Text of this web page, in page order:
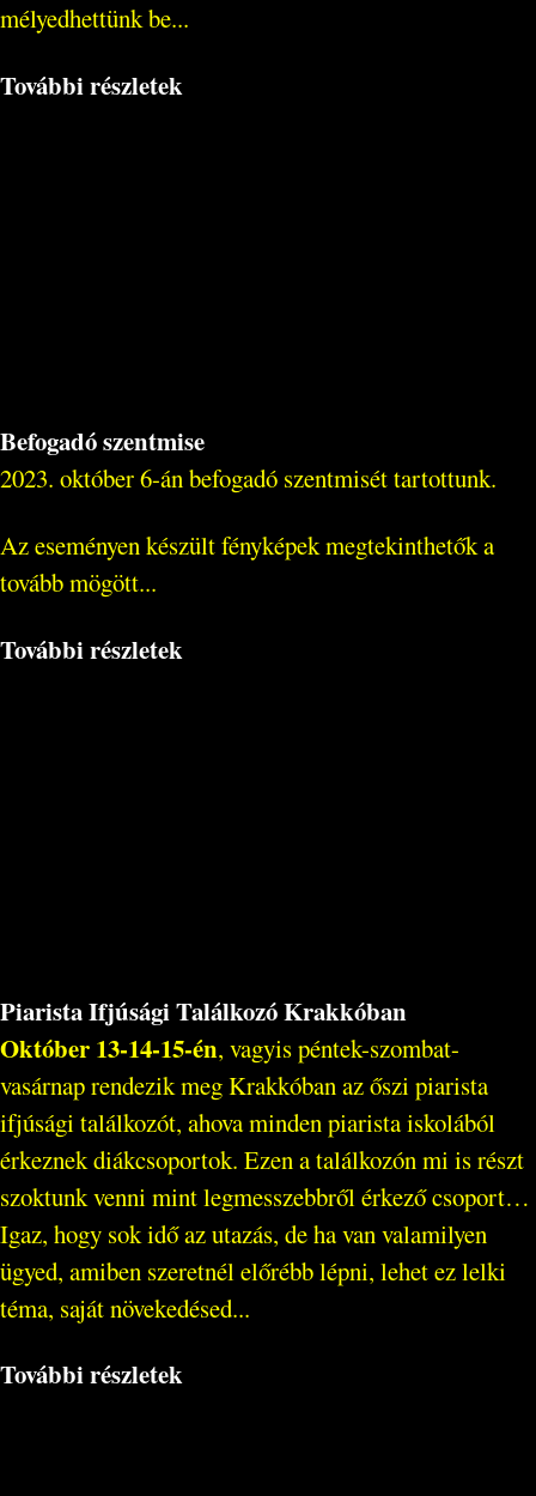
mélyedhettünk be...
További részletek
Befogadó szentmise
2023. október 6-án befogadó szentmisét tartottunk.
Az eseményen készült fényképek megtekinthetők a
tovább mögött...
További részletek
Piarista Ifjúsági Találkozó Krakkóban
Október 13-14-15-én, vagyis péntek-szombat-
vasárnap rendezik meg Krakkóban az őszi piarista
ifjúsági találkozót, ahova minden piarista iskolából
érkeznek diákcsoportok. Ezen a találkozón mi is részt
szoktunk venni mint legmesszebbről érkező csoport…
Igaz, hogy sok idő az utazás, de ha van valamilyen
ügyed, amiben szeretnél előrébb lépni, lehet ez lelki
téma, saját növekedésed...
További részletek